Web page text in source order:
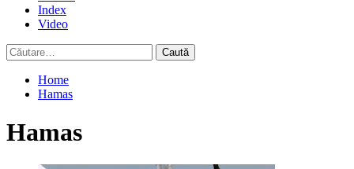
Index
Video
Caută
după:
Home
Hamas
Hamas